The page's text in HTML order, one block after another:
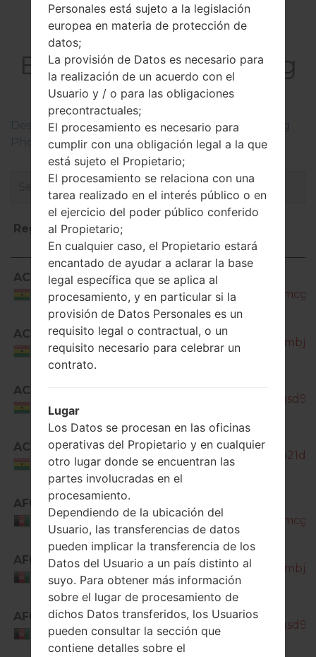
El FirmwareSamsung
SM-J200HGalaxy J2
Descripciones de regiones firmwares de Samsung
Phone
Región Nombre de archivo
Región
Nombre de archivo
ACR
Ghana
SM-
ACR
Ghana
SM-
ACR
Ghana
ACR
Ghana
SM-
AFG
Afghanistan
SM-
AFG
Afghanistan
SM-
AFG
Afghanistan
SM-
Personales está sujeto a la legislación
europea en materia de protección de
datos;
La provisión de Datos es necesario para
la realización de un acuerdo con el
Usuario y / o para las obligaciones
precontractuales;
El procesamiento es necesario para
cumplir con una obligación legal a la que
está sujeto el Propietario;
El procesamiento se relaciona con una
tarea realizado en el interés público o en
el ejercicio del poder público conferido
al Propietario;
En cualquier caso, el Propietario estará
encantado de ayudar a aclarar la base
legal específica que se aplica al
procesamiento, y en particular si la
provisión de Datos Personales es un
requisito legal o contractual, o un
requisito necesario para celebrar un
contrato.
Lugar
Los Datos se procesan en las oficinas
operativas del Propietario y en cualquier
otro lugar donde se encuentran las
partes involucradas en el
procesamiento.
Dependiendo de la ubicación del
Usuario, las transferencias de datos
pueden implicar la transferencia de los
Datos del Usuario a un país distinto al
suyo. Para obtener más información
sobre el lugar de procesamiento de
dichos Datos transferidos, los Usuarios
pueden consultar la sección que
contiene detalles sobre el